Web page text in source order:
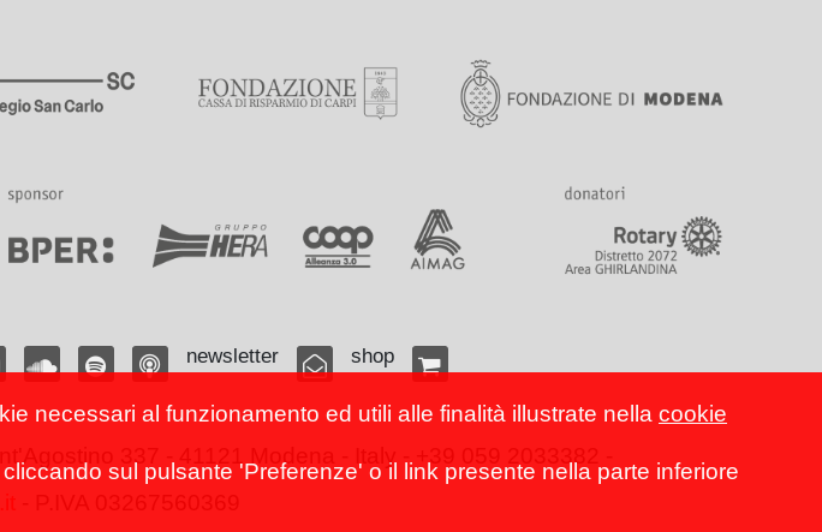
newsletter shop
necessari al funzionamento ed utili alle finalità illustrate nella cookie
sul pulsante 'Preferenze' o il link presente nella parte inferiore